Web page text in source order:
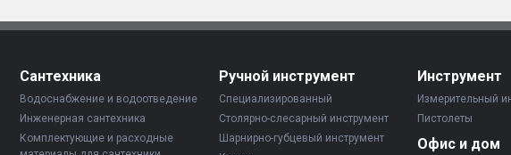
Сантехника
Водоснабжение и водоотведение
Инженерная сантехника
Комплектующие и расходные
Ручной инструмент
Специализированный
Столярно-слесарный инструмент
Шарнирно-губцевый инструмент
Инструмент
Измерительный
Пистолеты
Офис и дом